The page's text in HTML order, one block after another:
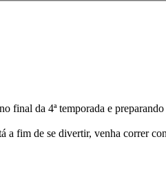
da 4ª temporada e
a fim de se divertir, venha correr